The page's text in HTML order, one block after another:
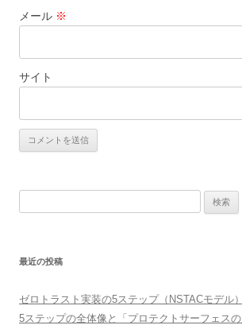
メール ※
サイト
索:
最近の投稿
ゼロトラスト実装の5ステップ（NSTACモデ
5ステップの全体像と「プロテクトサーフェスの